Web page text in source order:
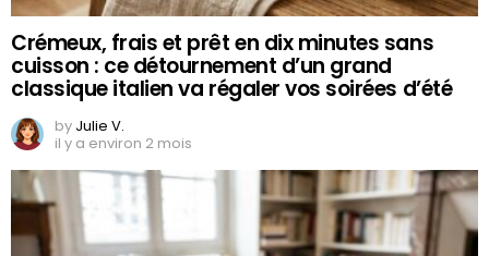
Crémeux, frais et prêt en dix minutes sans
cuisson : ce détournement d’un grand
classique italien va régaler vos soirées d’été
by Julie V.
il y a environ 2 mois